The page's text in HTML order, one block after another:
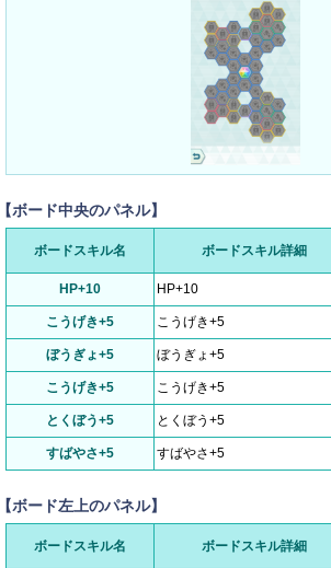
ボード中央のパネル】
ボードスキル名 ボードスキル詳細
HP+10
HP+10
こうげき+5 こうげき+5
ぼうぎょ+5 ぼうぎょ+5
こうげき+5 こうげき+5
とくぼう+5 とくぼう+5
すばやさ+5 すばやさ+5
ボード左上のパネル】
ボードスキル名 ボードスキル詳細